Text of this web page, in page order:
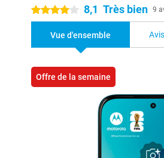
4 étoiles 8,1 Très bien 9
Vue d'ensemble Avis
Offre de la semaine